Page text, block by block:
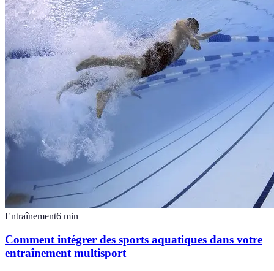
Entraînement6 min
Comment intégrer des sports aquatiques dans votre
entraînement multisport